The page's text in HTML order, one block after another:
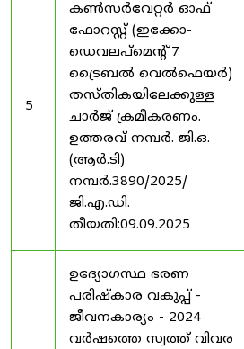
5
കൺസർവേറ്റർ ഓഫ്
ഫോറസ്റ്റ് (ഇക്കോ-
ഡെവലപ്മെന്റ് 7
ട്രൈബൽ വെൽഫെയർ)
തസ്തികയിലേക്കുള്ള
ചാർജ് ക്രമീകരണം.
ഉത്തരവ് നമ്പർ. ജി.ഒ.
(ആർ.ടി)
നമ്പർ.3890/2025/
ജി.എ.ഡി.
തീയതി:09.09.2025
ഉദ്യോഗസ്ഥ ഭരണ
പരിഷ്കാര വകുപ്പ് -
ജീവനകാര്യം - 2024
വർഷത്തെ സ്വത്ത് വിവര